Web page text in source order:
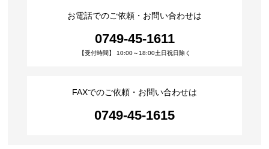
お電話でのご依頼・お問い合わせは
0749-45-1611
【受付時間】 10:00～18:00土日祝日除く
FAXでのご依頼・お問い合わせは
0749-45-1615